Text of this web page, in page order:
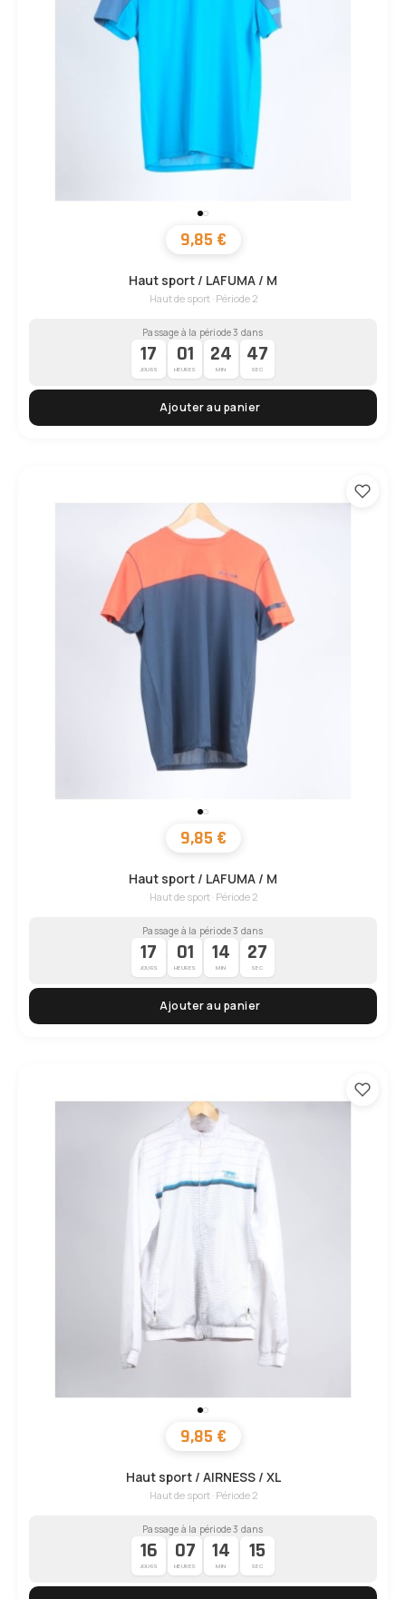
9,85 €
Haut sport / LAFUMA / M
Haut de sport · Période 2
Passage à la période 3 dans
17
JOURS
01
HEURES
24
MIN
46
SEC
Ajouter au panier
9,85 €
Haut sport / LAFUMA / M
Haut de sport · Période 2
Passage à la période 3 dans
17
JOURS
01
HEURES
14
MIN
26
SEC
Ajouter au panier
9,85 €
Haut sport / AIRNESS / XL
Haut de sport · Période 2
Passage à la période 3 dans
16
JOURS
07
HEURES
14
MIN
14
SEC